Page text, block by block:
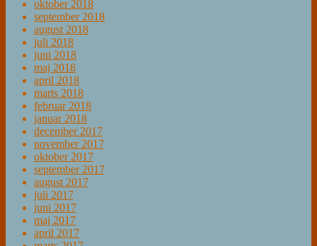
oktober 2018
september 2018
august 2018
juli 2018
juni 2018
maj 2018
april 2018
marts 2018
februar 2018
januar 2018
december 2017
november 2017
oktober 2017
september 2017
august 2017
juli 2017
juni 2017
maj 2017
april 2017